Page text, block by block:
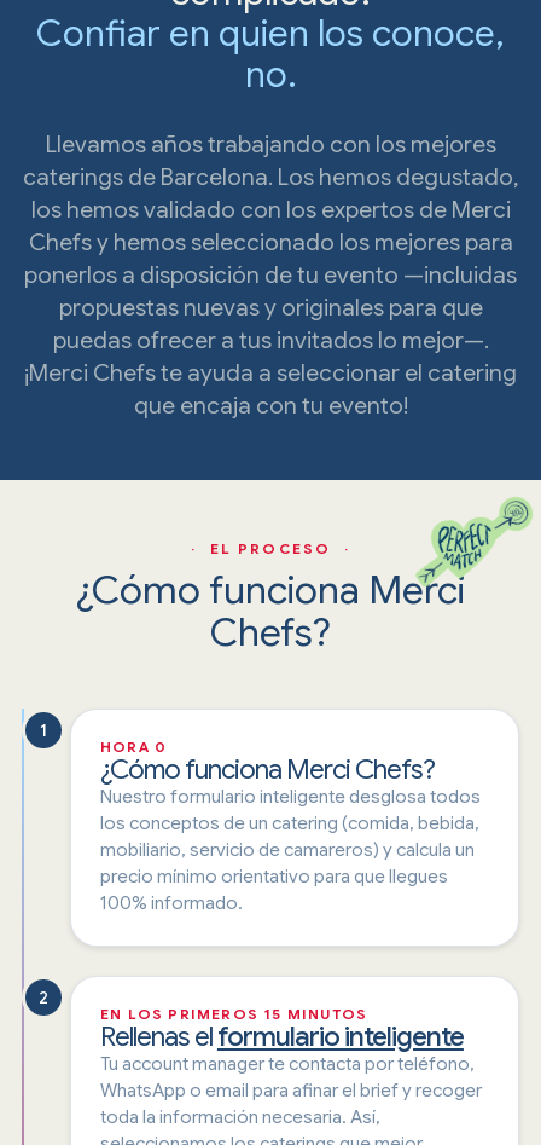
Confiar en quien los conoce,
no.
Llevamos años trabajando con los mejores
caterings de Barcelona. Los hemos degustado,
los hemos validado con los expertos de Merci
Chefs y hemos seleccionado los mejores para
ponerlos a disposición de tu evento —incluidas
propuestas nuevas y originales para que
puedas ofrecer a tus invitados lo mejor—.
¡Merci Chefs te ayuda a seleccionar el catering
que encaja con tu evento!
· EL PROCESO ·
¿Cómo funciona Merci
Chefs?
1
HORA 0
¿Cómo funciona Merci Chefs?
Nuestro formulario inteligente desglosa todos
los conceptos de un catering (comida, bebida,
mobiliario, servicio de camareros) y calcula un
precio mínimo orientativo para que llegues
100% informado.
2
EN LOS PRIMEROS 15 MINUTOS
Rellenas elformulario inteligente
Tu account manager te contacta por teléfono,
WhatsApp o email para afinar el brief y recoger
toda la información necesaria. Así,